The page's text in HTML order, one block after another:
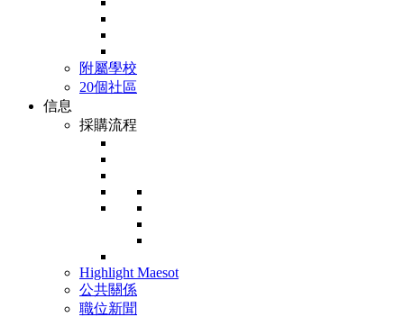
附屬學校
20個社區
信息
採購流程
Highlight Maesot
公共關係
職位新聞